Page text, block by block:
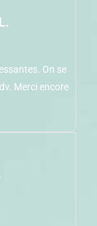
On se
Merci encore